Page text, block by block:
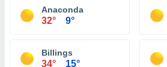
Anaconda
32° 9°
Billings
34° 15°